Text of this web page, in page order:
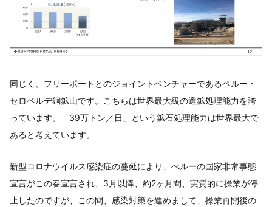
同じく、フリーポートとのジョイントベンチャーであるペルー・
セロベルデ銅鉱山です。こちらは世界最大級の選鉱処理能力を誇
っています。「39万トン／日」という鉱石処理能力は世界最大で
あると考えています。
新型コロナウイルス感染症の蔓延により、ぺルーの国家非常事態
宣言がこの春宣言され、3月以降、約2ヶ月間、実質的に操業が停
止したのですが、この間、感染対策を進めまして、操業再開後の